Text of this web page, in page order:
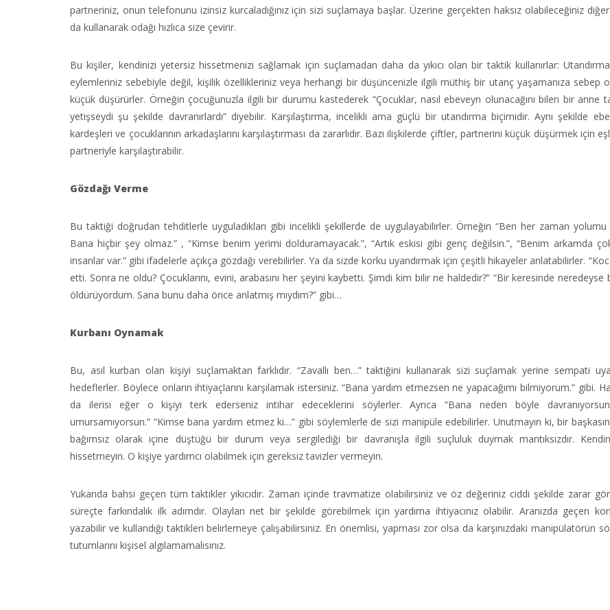
partneriniz, onun telefonunu izinsiz kurcaladığınız için sizi suçlamaya başlar. Üzerine gerçekten haksız olabileceğiniz diğer
da kullanarak odağı hızlıca size çevirir.
Bu kişiler, kendinizi yetersiz hissetmenizi sağlamak için suçlamadan daha da yıkıcı olan bir taktik kullanırlar:
eylemleriniz sebebiyle değil, kişilik özellikleriniz veya herhangi bir düşüncenizle ilgili müthiş bir utanç yaşamanıza sebep
küçük düşürürler. Örneğin çocuğunuzla ilgili bir durumu kastederek “Çocuklar, nasıl ebeveyn olunacağını bilen bir anne
yetişseydi şu şekilde davranırlardı” diyebilir. Karşılaştırma, incelikli ama güçlü bir utandırma biçimidir. Aynı şekilde
kardeşleri ve çocuklarının arkadaşlarını karşılaştırması da zararlıdır. Bazı ilişkilerde çiftler, partnerini küçük düşürmek için
partneriyle karşılaştırabilir.
Gözdağı Verme
Bu taktiği doğrudan tehditlerle uyguladıkları gibi incelikli şekillerde de uygulayabilirler. Örneğin “Ben her zaman yolumu
Bana hiçbir şey olmaz.” , “Kimse benim yerimi dolduramayacak.”, “Artık eskisi gibi genç değilsin.”, “Benim arkamda
insanlar var.” gibi ifadelerle açıkça gözdağı verebilirler. Ya da sizde korku uyandırmak için çeşitli hikayeler anlatabilirler.
etti. Sonra ne oldu? Çocuklarını, evini, arabasını her şeyini kaybetti. Şimdi kim bilir ne haldedir?” “Bir keresinde neredeyse
öldürüyordum. Sana bunu daha önce anlatmış mıydım?” gibi…
Kurbanı Oynamak
Bu, asıl kurban olan kişiyi suçlamaktan farklıdır. “Zavallı ben…” taktiğini kullanarak sizi suçlamak yerine sempati
hedeflerler. Böylece onların ihtiyaçlarını karşılamak istersiniz. “Bana yardım etmezsen ne yapacağımı bilmiyorum.” gibi.
da ilerisi eğer o kişiyi terk ederseniz intihar edeceklerini söylerler. Ayrıca “Bana neden böyle
umursamıyorsun.” “Kimse bana yardım etmez ki…” gibi söylemlerle de sizi manipüle edebilirler. Unutmayın ki, bir
bağımsız olarak içine düştüğü bir durum veya sergilediği bir davranışla ilgili suçluluk duymak mantıksızdır.
hissetmeyin. O kişiye yardımcı olabilmek için gereksiz tavizler vermeyin.
Yukarıda bahsi geçen tüm taktikler yıkıcıdır. Zaman içinde travmatize olabilirsiniz ve öz değeriniz ciddi şekilde zarar
süreçte farkındalık ilk adımdır. Olayları net bir şekilde görebilmek için yardıma ihtiyacınız olabilir. Aranızda geçen
yazabilir ve kullandığı taktikleri belirlemeye çalışabilirsiniz. En önemlisi, yapması zor olsa da karşınızdaki manipülatörün
tutumlarını kişisel algılamamalısınız.